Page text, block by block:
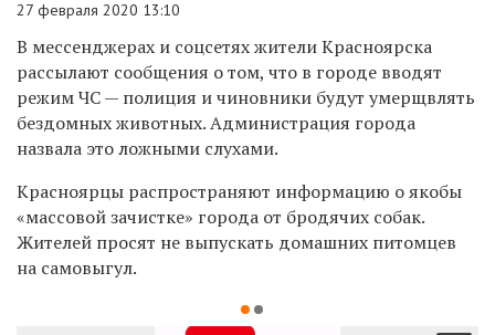
27 февраля 2020 13:10
В мессенджерах и соцсетях жители Красноярска
рассылают сообщения о том, что в городе вводят
режим ЧС — полиция и чиновники будут умерщвлять
бездомных животных. Администрация города
назвала это ложными слухами.
Красноярцы распространяют информацию о якобы
«массовой зачистке» города от бродячих собак.
Жителей просят не выпускать домашних питомцев
на самовыгул.